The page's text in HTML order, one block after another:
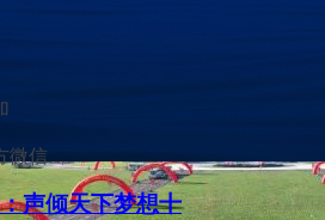
声倾天下梦想十
微信